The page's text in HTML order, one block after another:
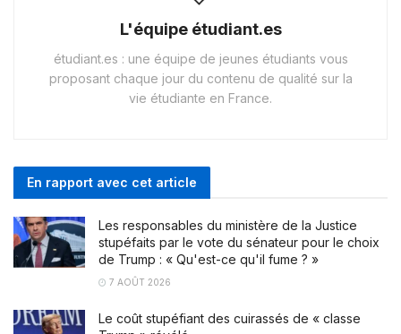
L'équipe étudiant.es
étudiant.es : une équipe de jeunes étudiants vous
proposant chaque jour du contenu de qualité sur la
vie étudiante en France.
En rapport avec cet article
Les responsables du ministère de la Justice
stupéfaits par le vote du sénateur pour le choix
de Trump : « Qu'est-ce qu'il fume ? »
7 AOÛT 2026
Le coût stupéfiant des cuirassés de « classe